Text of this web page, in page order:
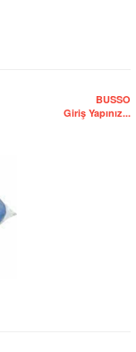
BUSSO
Giriş Yapınız...